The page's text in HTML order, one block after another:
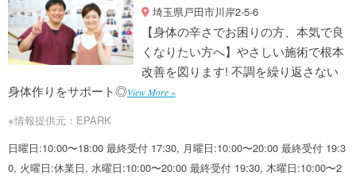
埼玉県戸田市川岸2-5-6
【身体の辛さでお困りの方、本気で良
くなりたい方へ】やさしい施術で根本
改善を図ります! 不調を繰り返さない
身体作りをサポート◎View More »
※情報提供元：EPARK
日曜日:10:00〜18:00 最終受付 17:30, 月曜日:10:00〜20:00 最終受付 19:3
0, 火曜日:休業日, 水曜日:10:00〜20:00 最終受付 19:30, 木曜日:10:00〜2